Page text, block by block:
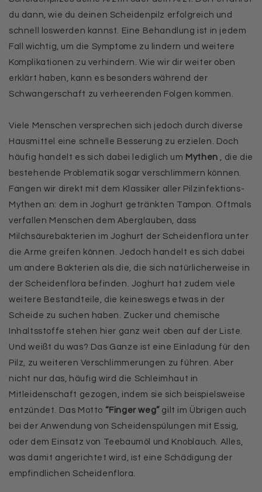
du dann, wie du deinen Scheidenpilz erfolgreich und
schnell loswerden kannst. Eine Behandlung ist in jedem
Fall wichtig, um die Symptome zu lindern und weitere
Komplikationen zu verhindern. Wie wir dir weiter oben
erklärt haben, kann es besonders während der
Schwangerschaft zu verheerenden Folgen kommen.
Viele Menschen versprechen sich jedoch durch diverse
Hausmittel eine schnelle Besserung zu erzielen. Doch
häufig handelt es sich dabei lediglich um Mythen , die die
bestehende Problematik sogar verschlimmern können.
Fangen wir direkt mit dem Klassiker aller Pilzinfektions-
Mythen an: dem in Joghurt getränkten Tampon. Oftmals
verfallen Menschen dem Aberglauben, dass
Milchsäurebakterien im Joghurt der Scheidenflora unter
die Arme greifen können. Jedoch handelt es sich dabei
um andere Bakterien als die, die sich natürlicherweise in
der Scheidenflora befinden. Joghurt hat zudem viele
weitere Bestandteile, die keineswegs etwas in der
Scheide zu suchen haben. Zucker und chemische
Inhaltsstoffe stehen hier ganz weit oben auf der Liste.
Und weißt du was? Das Ganze ist eine Einladung für den
Pilz, zu weiteren Verschlimmerungen zu führen. Aber
nicht nur das, häufig wird die Schleimhaut in
Mitleidenschaft gezogen, indem sie sich beispielsweise
entzündet. Das Motto “Finger weg” gilt im Übrigen auch
bei der Anwendung von Scheidenspülungen mit Essig,
oder dem Einsatz von Teebaumöl und Knoblauch. Alles,
was damit angerichtet wird, ist eine Schädigung der
empfindlichen Scheidenflora.